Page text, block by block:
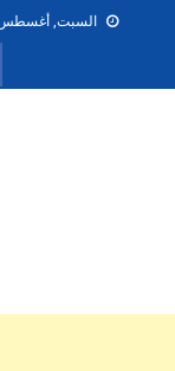
السبت, أغسطس 08,